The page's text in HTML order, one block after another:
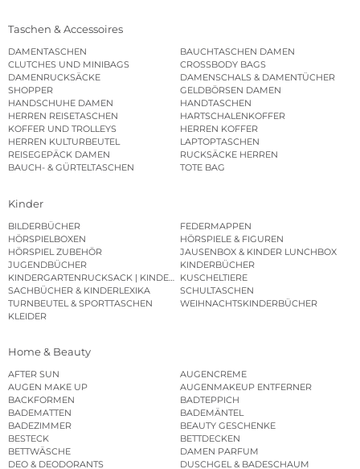
Taschen & Accessoires
DAMENTASCHEN
BAUCHTASCHEN DAMEN
CLUTCHES UND MINIBAGS
CROSSBODY BAGS
DAMENRUCKSÄCKE
DAMENSCHALS & DAMENTÜCHER
SHOPPER
GELDBÖRSEN DAMEN
HANDSCHUHE DAMEN
HANDTASCHEN
HERREN REISETASCHEN
HARTSCHALENKOFFER
KOFFER UND TROLLEYS
HERREN KOFFER
HERREN KULTURBEUTEL
LAPTOPTASCHEN
REISEGEPÄCK DAMEN
RUCKSÄCKE HERREN
BAUCH- & GÜRTELTASCHEN
TOTE BAG
Kinder
BILDERBÜCHER
FEDERMAPPEN
HÖRSPIELBOXEN
HÖRSPIELE & FIGUREN
HÖRSPIEL ZUBEHÖR
JAUSENBOX & KINDER LUNCHBOX
JUGENDBÜCHER
KINDERBÜCHER
KINDERGARTENRUCKSACK | KINDERGARTENBEUTEL
KUSCHELTIERE
SACHBÜCHER & KINDERLEXIKA
SCHULTASCHEN
TURNBEUTEL & SPORTTASCHEN
WEIHNACHTSKINDERBÜCHER
KLEIDER
Home & Beauty
AFTER SUN
AUGENCREME
AUGEN MAKE UP
AUGENMAKEUP ENTFERNER
BACKFORMEN
BADTEPPICH
BADEMATTEN
BADEMÄNTEL
BADEZIMMER
BEAUTY GESCHENKE
BESTECK
BETTDECKEN
BETTWÄSCHE
DAMEN PARFUM
DEO & DEODORANTS
DUSCHGEL & BADESCHAUM